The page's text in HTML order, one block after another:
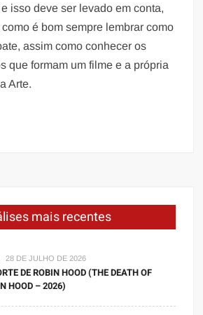
isso deve ser levado em conta,
é bom sempre lembrar como
assim como conhecer os
que formam um filme e a própria
Arte.
mais recentes
28 DE JULHO DE 2026
DE ROBIN HOOD (THE DEATH OF
HOOD – 2026)